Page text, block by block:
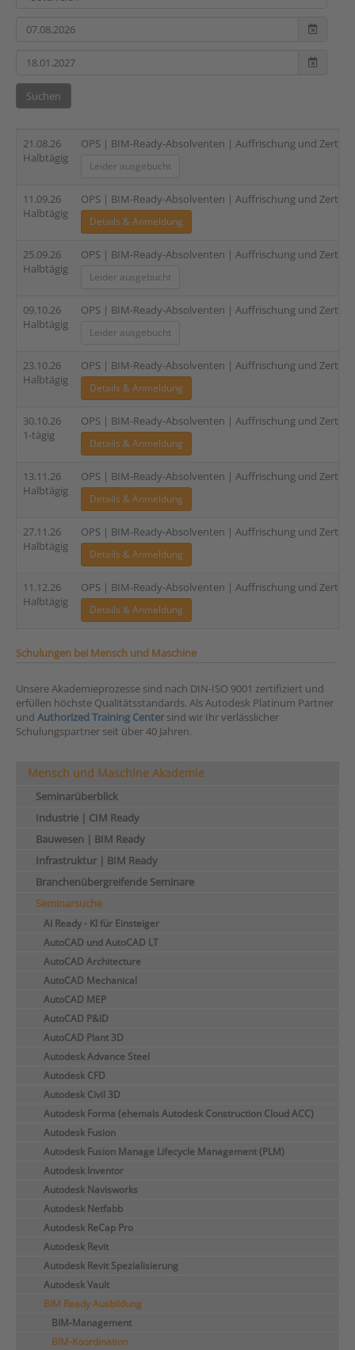
Suchen
21.08.26
Halbtägig
OPS | BIM-Ready-Absolventen | Auffrischung und
Leider ausgebucht
11.09.26
Halbtägig
OPS | BIM-Ready-Absolventen | Auffrischung und
Details & Anmeldung
25.09.26
Halbtägig
OPS | BIM-Ready-Absolventen | Auffrischung und
Leider ausgebucht
09.10.26
Halbtägig
OPS | BIM-Ready-Absolventen | Auffrischung und
Leider ausgebucht
23.10.26
Halbtägig
OPS | BIM-Ready-Absolventen | Auffrischung und
Details & Anmeldung
30.10.26
1-tägig
OPS | BIM-Ready-Absolventen | Auffrischung und
Details & Anmeldung
13.11.26
Halbtägig
OPS | BIM-Ready-Absolventen | Auffrischung und
Details & Anmeldung
27.11.26
Halbtägig
OPS | BIM-Ready-Absolventen | Auffrischung und
Details & Anmeldung
11.12.26
Halbtägig
OPS | BIM-Ready-Absolventen | Auffrischung und
Details & Anmeldung
Schulungen bei Mensch und Maschine
Unsere Akademieprozesse sind nach DIN-ISO 9001 zertifiziert und
erfüllen höchste Qualitätsstandards. Als Autodesk Platinum Partner
und Authorized Training Centersind wir Ihr verlässlicher
Schulungspartner seit über 40 Jahren.
Mensch und Maschine Akademie
Seminarüberblick
Industrie | CIM Ready
Bauwesen | BIM Ready
Infrastruktur | BIM Ready
Branchenübergreifende Seminare
Seminarsuche
AI Ready - KI für Einsteiger
AutoCAD und AutoCAD LT
AutoCAD Architecture
AutoCAD Mechanical
AutoCAD MEP
AutoCAD P&ID
AutoCAD Plant 3D
Autodesk Advance Steel
Autodesk CFD
Autodesk Civil 3D
Autodesk Forma (ehemals Autodesk Construction Cloud ACC)
Autodesk Fusion
Autodesk Fusion Manage Lifecycle Management (PLM)
Autodesk Inventor
Autodesk Navisworks
Autodesk Netfabb
Autodesk ReCap Pro
Autodesk Revit
Autodesk Revit Spezialisierung
Autodesk Vault
BIM Ready Ausbildung
BIM-Management
BIM-Koordination